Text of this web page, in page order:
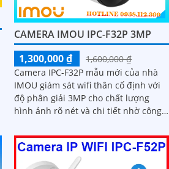
CAMERA IMOU IPC-F32P 3MP
1,300,000 ₫
1,600,000 ₫
Camera IPC-F32P mẫu mới của nhà
IMOU giám sát wifi thân cố định với
độ phân giải 3MP cho chất lượng
hình ảnh rõ nét và chi tiết nhờ công
giảm băng...